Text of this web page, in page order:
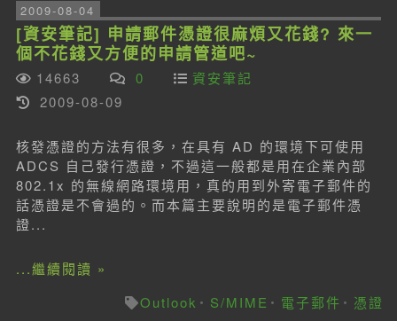
2009-08-04
[資安筆記] 申請郵件憑證很麻煩又花錢? 來一
個不花錢又方便的申請管道吧~
14663 0
資安筆記
2009-08-09
核發憑證的方法有很多，在具有 AD 的環境下可使用
ADCS 自己發行憑證，不過這一般都是用在企業內部
802.1x 的無線網路環境用，真的用到外寄電子郵件的
話憑證是不會過的。而本篇主要說明的是電子郵件憑
證...
...繼續閱讀 »
Outlook
S/MIME 電子郵件 憑證